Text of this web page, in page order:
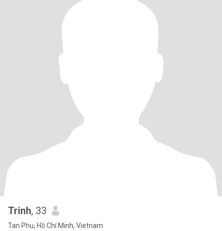
Trinh, 33
Tan Phu, Hồ Chí Minh, Vietnam